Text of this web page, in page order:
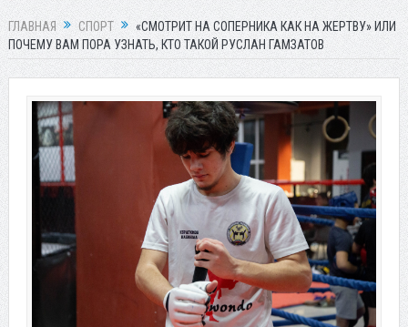
ГЛАВНАЯ СПОРТ
«СМОТРИТ НА СОПЕРНИКА КАК НА ЖЕРТВУ» ИЛИ
ПОЧЕМУ ВАМ ПОРА УЗНАТЬ, КТО ТАКОЙ РУСЛАН ГАМЗАТОВ